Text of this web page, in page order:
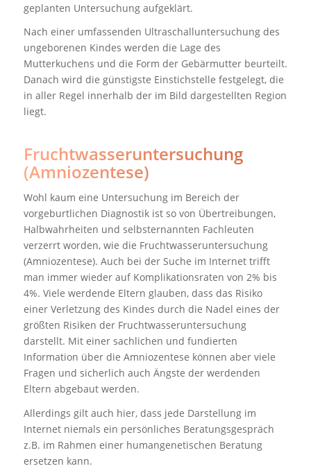
geplanten Untersuchung aufgeklärt.
Nach einer umfassenden Ultraschalluntersuchung des
ungeborenen Kindes werden die Lage des
Mutterkuchens und die Form der Gebärmutter beurteilt.
Danach wird die günstigste Einstichstelle festgelegt, die
in aller Regel innerhalb der im Bild dargestellten Region
liegt.
Fruchtwasseruntersuchung
(Amniozentese)
Wohl kaum eine Untersuchung im Bereich der
vorgeburtlichen Diagnostik ist so von Übertreibungen,
Halbwahrheiten und selbsternannten Fachleuten
verzerrt worden, wie die Fruchtwasseruntersuchung
(Amniozentese). Auch bei der Suche im Internet trifft
man immer wieder auf Komplikationsraten von 2% bis
4%. Viele werdende Eltern glauben, dass das Risiko
einer Verletzung des Kindes durch die Nadel eines der
größten Risiken der Fruchtwasseruntersuchung
darstellt. Mit einer sachlichen und fundierten
Information über die Amniozentese können aber viele
Fragen und sicherlich auch Ängste der werdenden
Eltern abgebaut werden.
Allerdings gilt auch hier, dass jede Darstellung im
Internet niemals ein persönliches Beratungsgespräch
z.B. im Rahmen einer humangenetischen Beratung
ersetzen kann.